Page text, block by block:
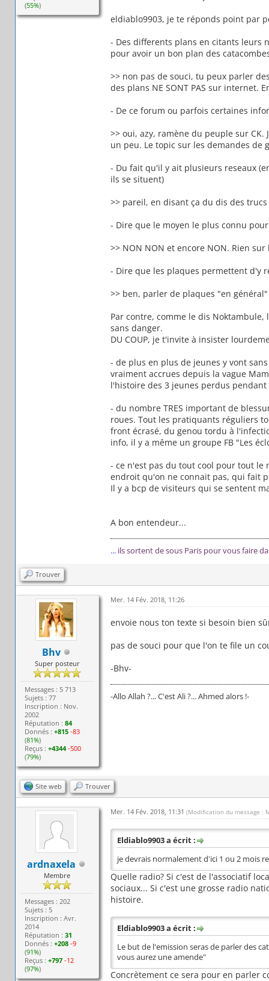
(55%)
eldiablo9903, je te réponds point par
- Des differents plans en citants leurs
pour avoir un bon plan des
>> non pas de souci, tu peux parler
des plans NE SONT PAS sur internet.
- De ce forum ou parfois certaines
>> oui, azy, ramène du peuple sur
un peu. Le topic sur les demandes de
- Du fait qu'il y ait plusieurs reseaux
ils se situent)
>> pareil, en disant ça du dis des
- Dire que le moyen le plus connu
>> NON NON et encore NON. Rien
- Dire que les plaques permettent d'y
>> ben, parler de plaques "en
Par contre, comme le dis
sans danger.
DU COUP, je t'invite à insister
- de plus en plus de jeunes y vont
vraiment accrues depuis la vague
l'histoire des 3 jeunes perdus
- du nombre TRES important de
roues. Tout les pratiquants réguliers
front écrasé, du genou tordu à
info, il y a même un groupe FB "Les
- ce n'est pas du tout cool pour tout
endroit qu'on ne connait pas, qui fait
Il y a bcp de visiteurs qui se sentent
A bon entendeur...
... ils sortent de sous Paris pour vous faire
Trouver
Bhv
Super posteur
Messages : 5 713
Sujets : 77
Inscription : Nov.
2002
Réputation :84
Donnés :+815 -83
(81%)
Reçus :+4344 -500
(79%)
Mer. 14 Fév. 2018, 11:26
envoie nous ton texte si besoin bien
pas de souci pour que l'on te file un
-Bhv-
-Allo Allah ?... C'est Ali ?... Ahmed alors !-
Site web Trouver
ardnaxela
Membre
Messages : 202
Sujets : 5
Inscription : Avr.
2014
Réputation :31
Donnés :+208 -9
(91%)
Reçus :+797 -12
(97%)
Mer. 14 Fév. 2018, 11:31 (Modification du message :
Eldiablo9903 a écrit :
je devrais normalement d'ici 1 ou 2 mois
Quelle radio? Si c'est de l'associatif
sociaux... Si c'est une grosse radio
histoire.
Eldiablo9903 a écrit :
Le but de l'emission seras de parler des
vous aurez une amende"
Concrètement ce sera pour en parler